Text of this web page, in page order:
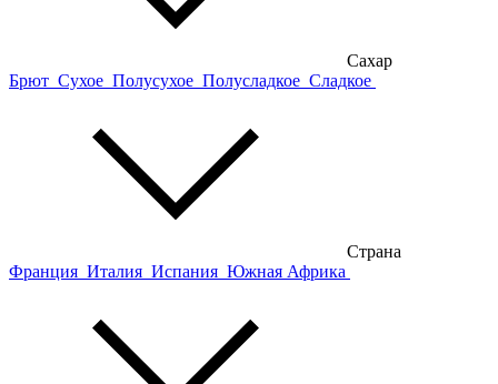
Сахар
Брют Сухое Полусухое Полусладкое Сладкое
Страна
Франция Италия Испания Южная Африка